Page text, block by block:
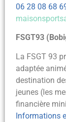
06 28 08 68
FSGT93
La FSGT 93
adaptée
destination
jeunes (les
financière
Informations